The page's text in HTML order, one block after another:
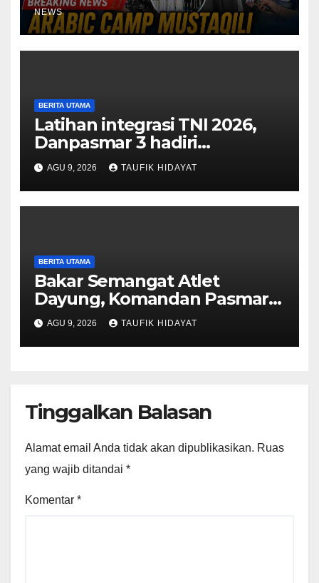
NEWS
BERITA UTAMA
Latihan integrasi TNI 2026,
Danpasmar 3 hadiri
rangkaian Kehormatan Korps
Marinir di Dabo Singkep
AGU 9, 2026 TAUFIK HIDAYAT
BERITA UTAMA
Bakar Semangat Atlet
Dayung, Komandan Pasmar 3
Berikan Motivasi dan
Apresiasi
AGU 9, 2026 TAUFIK HIDAYAT
Tinggalkan Balasan
Alamat email Anda tidak akan dipublikasikan. Ruas
yang wajib ditandai *
Komentar *